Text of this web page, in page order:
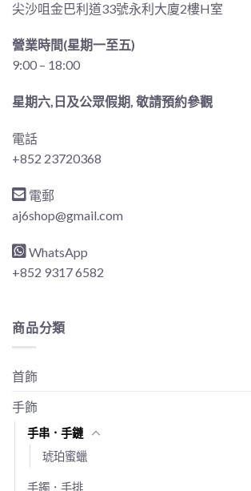
尖沙咀金巴利道33號永利大廈2樓H室
營業時間(星期一至五)
9:00 – 18:00
星期六,日及公眾假期, 敬請預約參觀
電話
+852 23720368
電郵
aj6shop@gmail.com
WhatsApp
+852 9317 6582
商品分類
首飾
手飾
手串．手鏈
琥珀蜜蠟
手鐲．手排